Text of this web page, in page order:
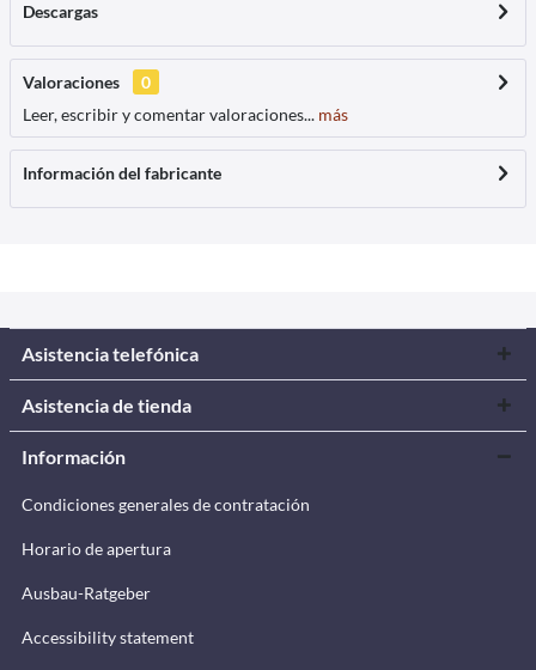
Descargas
Valoraciones
0
Leer, escribir y comentar valoraciones... más
Información del fabricante
Asistencia telefónica
Asistencia de tienda
Información
Condiciones generales de contratación
Horario de apertura
Ausbau-Ratgeber
Accessibility statement